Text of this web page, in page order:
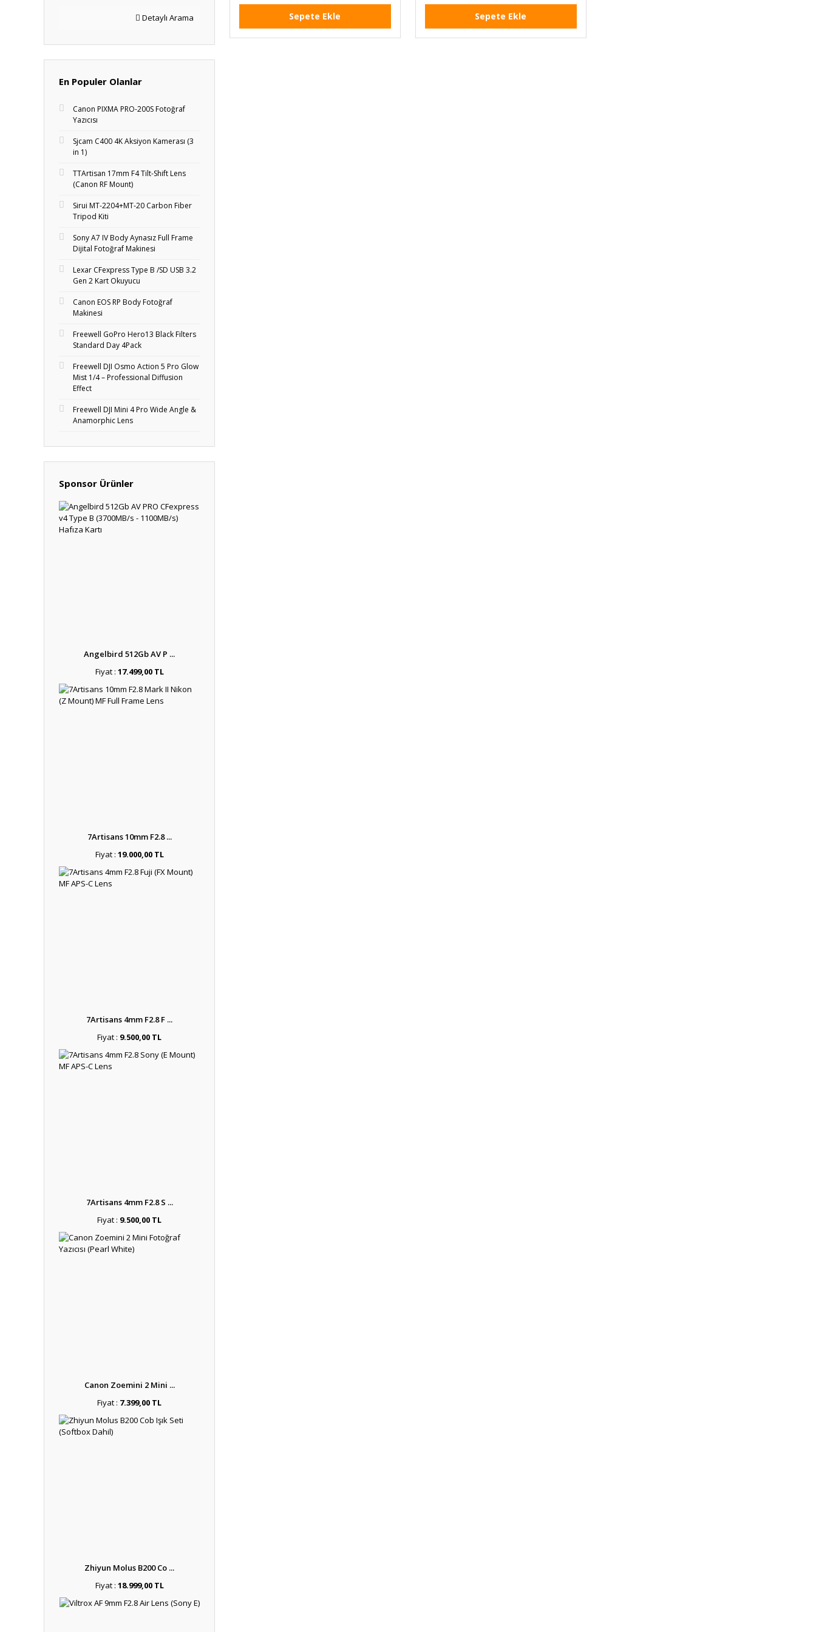
Detaylı Arama
En Populer Olanlar
Canon PIXMA PRO-200S Fotoğraf
Yazıcısı
Sjcam C400 4K Aksiyon Kamerası (3
in 1)
TTArtisan 17mm F4 Tilt-Shift Lens
(Canon RF Mount)
Sirui MT-2204+MT‑20 Carbon Fiber
Tripod Kiti
Sony A7 IV Body Aynasız Full Frame
Dijital Fotoğraf Makinesi
Lexar CFexpress Type B /SD USB 3.2
Gen 2 Kart Okuyucu
Canon EOS RP Body Fotoğraf
Makinesi
Freewell GoPro Hero13 Black Filters
Standard Day 4Pack
Freewell DJI Osmo Action 5 Pro Glow
Mist 1/4 – Professional Diffusion
Effect
Freewell DJI Mini 4 Pro Wide Angle &
Anamorphic Lens
Sponsor Ürünler
Angelbird 512Gb AV P ...
Fiyat : 17.499,00 TL
7Artisans 10mm F2.8 ...
Fiyat : 19.000,00 TL
7Artisans 4mm F2.8 F ...
Fiyat : 9.500,00 TL
7Artisans 4mm F2.8 S ...
Fiyat : 9.500,00 TL
Canon Zoemini 2 Mini ...
Fiyat : 7.399,00 TL
Zhiyun Molus B200 Co ...
Fiyat : 18.999,00 TL
Sepete Ekle Sepete Ekle